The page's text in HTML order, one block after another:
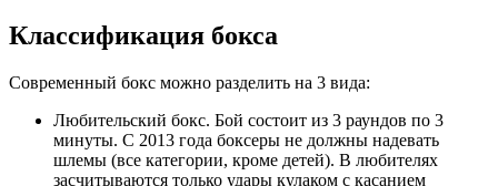
Классификация бокса
Современный бокс можно разделить на 3 вида:
Любительский бокс. Бой состоит из 3 раундов по 3
минуты. С 2013 года боксеры не должны надевать
шлемы (все категории, кроме детей). В любителях
засчитываются только удары кулаком с касанием